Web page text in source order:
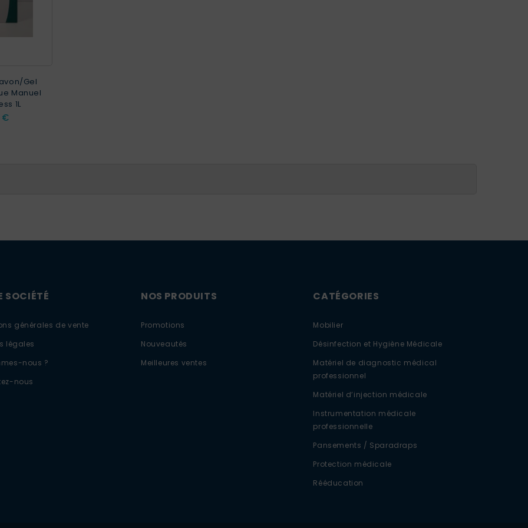
Gel
Manuel
1L
€
SOCIÉTÉ
générales de vente
légales
nous ?
nous
NOS PRODUITS
Promotions
Nouveautés
Meilleures ventes
CATÉGORIES
Mobilier
Désinfection et Hygiène Médicale
Matériel de diagnostic médical
professionnel
Matériel d’injection médicale
Instrumentation médicale
professionnelle
Pansements / Sparadraps
Protection médicale
Rééducation